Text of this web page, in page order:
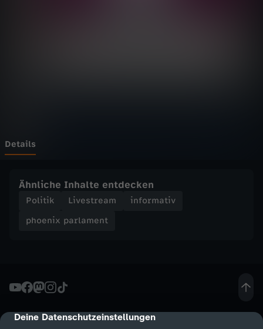
cmp-dialog-description
Deine Datenschutzeinstellungen
m
n
S
t
Details
Ähnliche Inhalte entdecken
Politik Livestream
informativ
phoenix parlament